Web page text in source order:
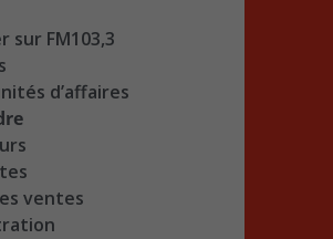
sur FM103,3
d’affaires
ventes